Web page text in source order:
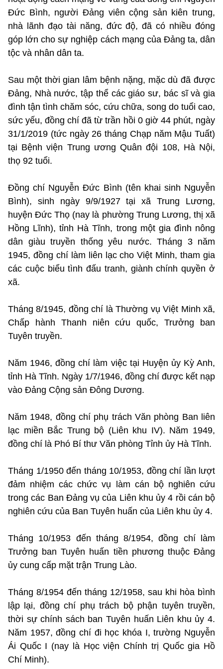
Đức Bình, người Đảng viên cộng sản kiên trung,
nhà lãnh đạo tài năng, đức độ, đã có nhiều đóng
góp lớn cho sự nghiệp cách mạng của Đảng ta, dân
tộc và nhân dân ta.
Sau một thời gian lâm bệnh nặng, mặc dù đã được
Đảng, Nhà nước, tập thể các giáo sư, bác sĩ và gia
đình tận tình chăm sóc, cứu chữa, song do tuổi cao,
sức yếu, đồng chí đã từ trần hồi 0 giờ 44 phút, ngày
31/1/2019 (tức ngày 26 tháng Chạp năm Mậu Tuất)
tại Bệnh viện Trung ương Quân đội 108, Hà Nội,
thọ 92 tuổi.
Đồng chí Nguyễn Đức Bình (tên khai sinh Nguyễn
Bình), sinh ngày 9/9/1927 tại xã Trung Lương,
huyện Đức Thọ (nay là phường Trung Lương, thị xã
Hồng Lĩnh), tỉnh Hà Tĩnh, trong một gia đình nông
dân giàu truyền thống yêu nước. Tháng 3 năm
1945, đồng chí làm liên lạc cho Việt Minh, tham gia
các cuộc biểu tình đấu tranh, giành chính quyền ở
xã.
Tháng 8/1945, đồng chí là Thường vụ Việt Minh xã,
Chấp hành Thanh niên cứu quốc, Trưởng ban
Tuyên truyền.
Năm 1946, đồng chí làm việc tại Huyện ủy Kỳ Anh,
tỉnh Hà Tĩnh. Ngày 1/7/1946, đồng chí được kết nạp
vào Đảng Cộng sản Đông Dương.
Năm 1948, đồng chí phụ trách Văn phòng Ban liên
lạc miền Bắc Trung bộ (Liên khu IV). Năm 1949,
đồng chí là Phó Bí thư Văn phòng Tỉnh ủy Hà Tĩnh.
Tháng 1/1950 đến tháng 10/1953, đồng chí lần lượt
đảm nhiệm các chức vụ làm cán bộ nghiên cứu
trong các Ban Đảng vụ của Liên khu ủy 4 rồi cán bộ
nghiên cứu của Ban Tuyên huấn của Liên khu ủy 4.
Tháng 10/1953 đến tháng 8/1954, đồng chí làm
Trưởng ban Tuyên huấn tiền phương thuộc Đảng
ủy cung cấp mặt trận Trung Lào.
Tháng 8/1954 đến tháng 12/1958, sau khi hòa bình
lập lại, đồng chí phụ trách bộ phận tuyên truyền,
thời sự chính sách ban Tuyên huấn Liên khu ủy 4.
Năm 1957, đồng chí đi học khóa I, trường Nguyễn
Ái Quốc I (nay là Học viện Chính trị Quốc gia Hồ
Chí Minh).